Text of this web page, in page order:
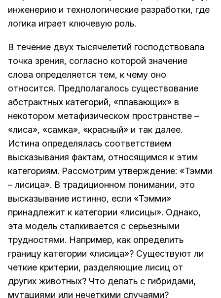
инженерию и технологические разработки, где
логика играет ключевую роль.
В течение двух тысячелетий господствовала
точка зрения, согласно которой значение
слова определяется тем, к чему оно
относится. Предполагалось существование
абстрактных категорий, «плавающих» в
некотором метафизическом пространстве –
«лиса», «самка», «красный» и так далее.
Истина определялась соответствием
высказывания фактам, относящимся к этим
категориям. Рассмотрим утверждение: «Тэмми
– лисица». В традиционном понимании, это
высказывание истинно, если «Тэмми»
принадлежит к категории «лисицы». Однако,
эта модель сталкивается с серьезными
трудностями. Например, как определить
границу категории «лисица»? Существуют ли
четкие критерии, разделяющие лисиц от
других животных? Что делать с гибридами,
мутациями или нечеткими случаями?